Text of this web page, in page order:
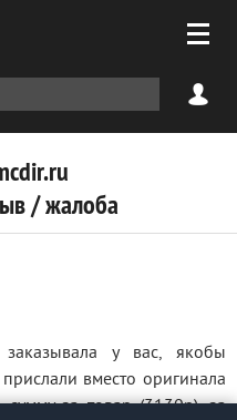
/ жалоба
у вас, якобы
вместо оригинала
за товар (3130р), за